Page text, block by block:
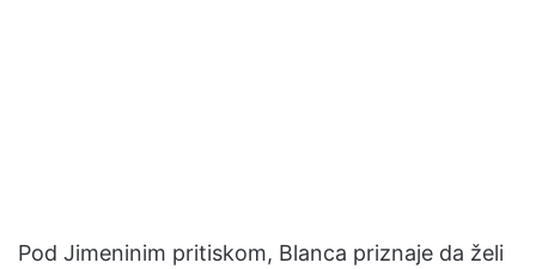
Pod Jimeninim pritiskom, Blanca priznaje da želi